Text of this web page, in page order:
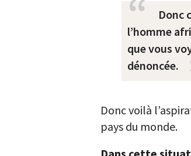
Donc
l’homme
que vous
dénoncée.
Donc voilà
pays du monde.